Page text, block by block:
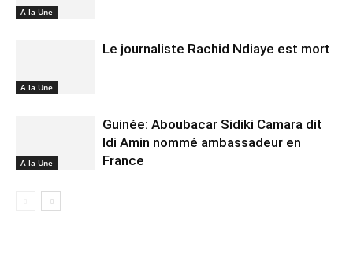
A la Une
A la Une
Le journaliste Rachid Ndiaye est mort
A la Une
Guinée: Aboubacar Sidiki Camara dit
Idi Amin nommé ambassadeur en
France